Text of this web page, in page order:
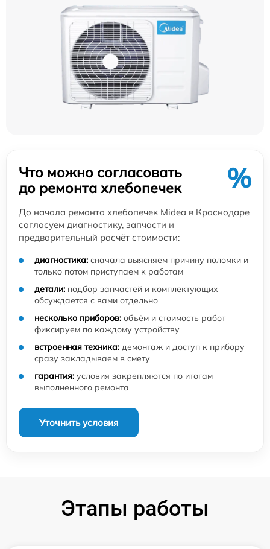
Что можно согласовать
до ремонта хлебопечек
%
До начала ремонта хлебопечек Midea в Краснодаре
согласуем диагностику, запчасти и
предварительный расчёт стоимости:
диагностика: сначала выясняем причину поломки и
только потом приступаем к работам
детали: подбор запчастей и комплектующих
обсуждается с вами отдельно
несколько приборов: объём и стоимость работ
фиксируем по каждому устройству
встроенная техника: демонтаж и доступ к прибору
сразу закладываем в смету
гарантия: условия закрепляются по итогам
выполненного ремонта
Уточнить условия
Этапы работы